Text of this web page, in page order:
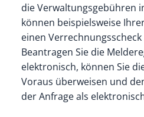
die Verwaltungsgebühren
können beispielsweise
einen Verrechnungsscheck
Beantragen Sie die
elektronisch, können Sie
Voraus überweisen und
der Anfrage als